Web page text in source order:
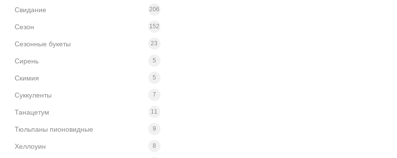
Свидание 206
Сезон 152
Сезонные букеты 23
Сирень 5
Скимия 5
Суккуленты 7
Танацетум 11
Тюльпаны пионовидные 9
Хеллоуин 8